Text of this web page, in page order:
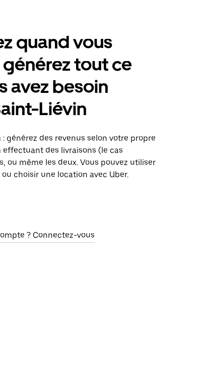
quand vous
tout ce
avez besoin
Liévin
générez des revenus selon votre propre
des livraisons (le cas
ou même les deux. Vous pouvez utiliser
choisir une location avec Uber.
? Connectez-vous